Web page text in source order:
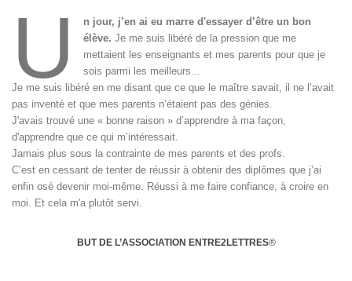
U
n jour, j’en ai eu marre d'essayer d’être un bon
élève.Je me suis libéré de la pression que me
mettaient les enseignants et mes parents pour que je
sois parmi les meilleurs...
Je me suis libéré en me disant que ce que le maître savait, il ne l’avait
pas inventé et que mes parents n’étaient pas des génies.
J'avais trouvé une « bonne raison » d’apprendre à ma façon,
d'apprendre que ce qui m’intéressait.
Jamais plus sous la contrainte de mes parents et des profs.
C’est en cessant de tenter de réussir à obtenir des diplômes que j’ai
enfin osé devenir moi-même. Réussi à me faire confiance, à croire en
moi. Et cela m'a plutôt servi.
BUT DE L’ASSOCIATION ENTRE2LETTRES®